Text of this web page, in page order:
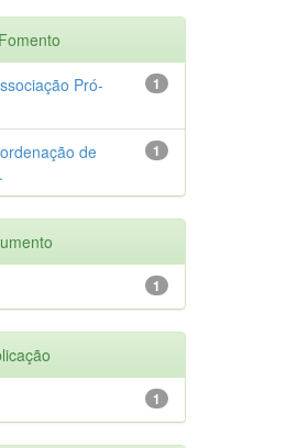
1
Pró-
1
de
1
1